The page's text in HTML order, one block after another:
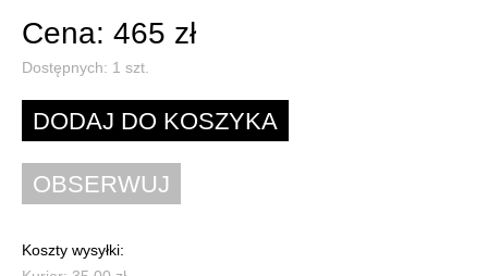
Cena: 465 zł
Dostępnych: 1 szt.
Koszty wysyłki: